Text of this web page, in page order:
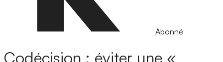
Abonné
Codécision : éviter une «